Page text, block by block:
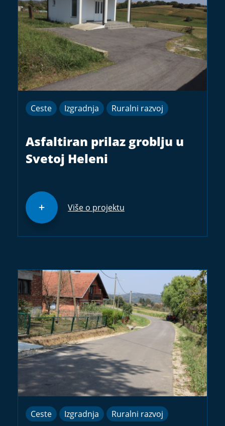
Ceste Izgradnja Ruralni razvoj
Asfaltiran prilaz groblju u
Svetoj Heleni
Više o projektu
Ceste Izgradnja Ruralni razvoj